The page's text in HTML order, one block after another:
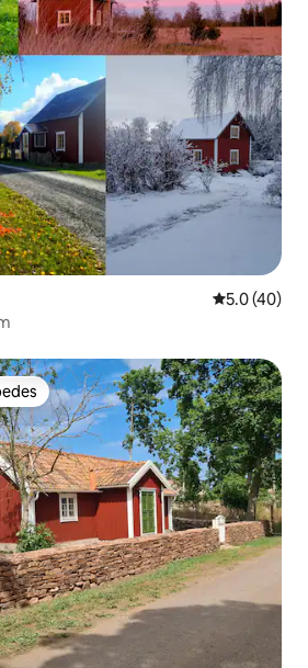
Calificación
5.0 (40)